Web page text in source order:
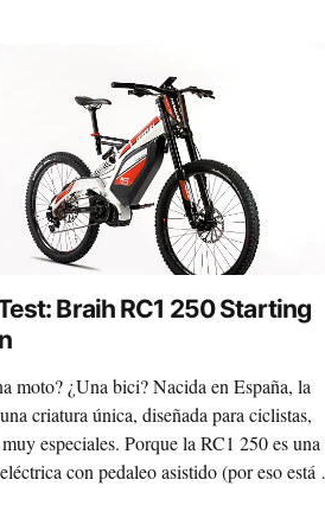
Braih RC1 250 Starting
moto? ¿Una bici? Nacida en España, la
criatura única, diseñada para ciclistas,
especiales. Porque la RC1 250 es una
con pedaleo asistido (por eso está